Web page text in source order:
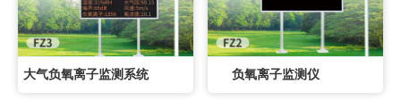
大气负氧离子监测系统 负氧离子监测仪